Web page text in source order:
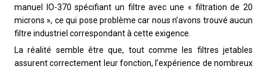
manuel IO-370 spécifiant un filtre avec une « filtration de 20
microns », ce qui pose problème car nous n’avons trouvé aucun
filtre industriel correspondant à cette exigence.
La réalité semble être que, tout comme les filtres jetables
assurent correctement leur fonction, l’expérience de nombreux